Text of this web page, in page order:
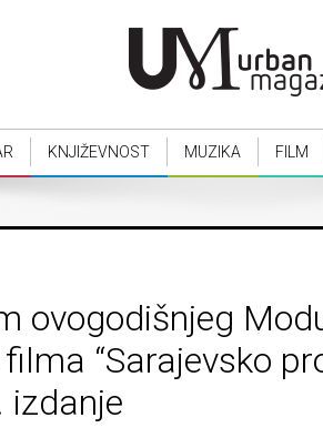
KNJIŽEVNOST MUZIKA FILM
ovogodišnjeg
“Sarajevsko
izdanje